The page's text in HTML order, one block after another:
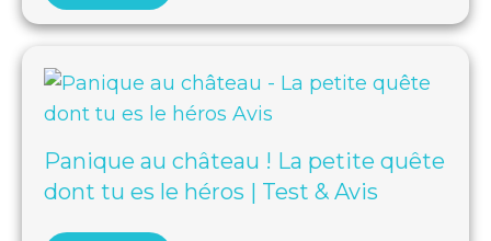
Panique au château ! La petite quête
dont tu es le héros | Test & Avis